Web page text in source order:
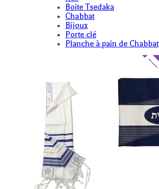
Boite Tsedaka
Chabbat
Bijoux
Porte clé
Planche à pain de Chabbat